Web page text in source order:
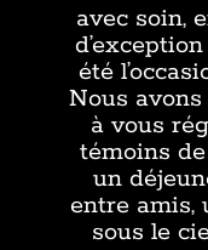
avec soin,
été
Nous
à vous
témoins
un
entre amis,
sous le